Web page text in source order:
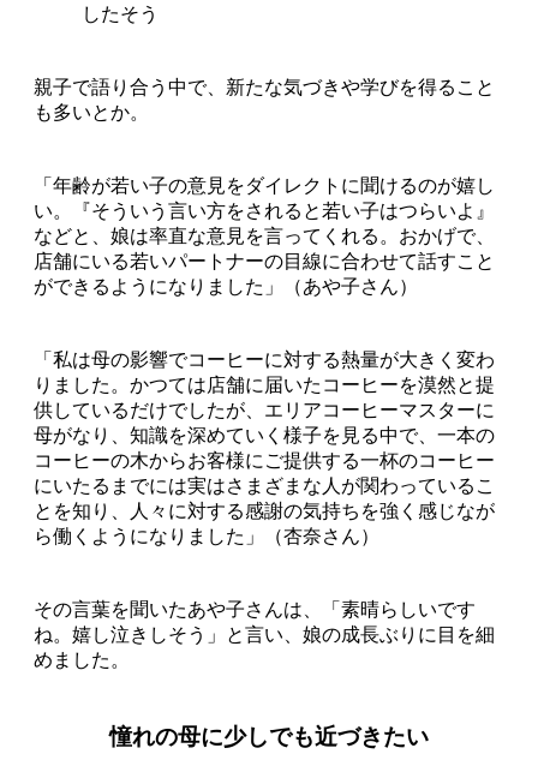
したそう
親子で語り合う中で、新たな気づきや学びを得ること
も多いとか。
「年齢が若い子の意見をダイレクトに聞けるのが嬉し
い。『そういう言い方をされると若い子はつらいよ』
などと、娘は率直な意見を言ってくれる。おかげで、
店舗にいる若いパートナーの目線に合わせて話すこと
ができるようになりました」（あや子さん）
「私は母の影響でコーヒーに対する熱量が大きく変わ
りました。かつては店舗に届いたコーヒーを漠然と提
供しているだけでしたが、エリアコーヒーマスターに
母がなり、知識を深めていく様子を見る中で、一本の
コーヒーの木からお客様にご提供する一杯のコーヒー
にいたるまでには実はさまざまな人が関わっているこ
とを知り、人々に対する感謝の気持ちを強く感じなが
ら働くようになりました」（杏奈さん）
その言葉を聞いたあや子さんは、「素晴らしいです
ね。嬉し泣きしそう」と言い、娘の成長ぶりに目を細
めました。
憧れの母に少しでも近づきたい